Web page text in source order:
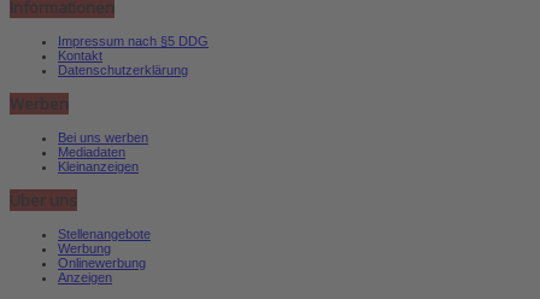
Informationen
Impressum nach §5 DDG
Kontakt
Datenschutzerklärung
Werben
Bei uns werben
Mediadaten
Kleinanzeigen
Über uns
Stellenangebote
Werbung
Onlinewerbung
Anzeigen